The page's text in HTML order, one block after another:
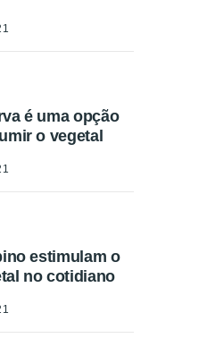
é uma opção
o vegetal
estimulam o
no cotidiano